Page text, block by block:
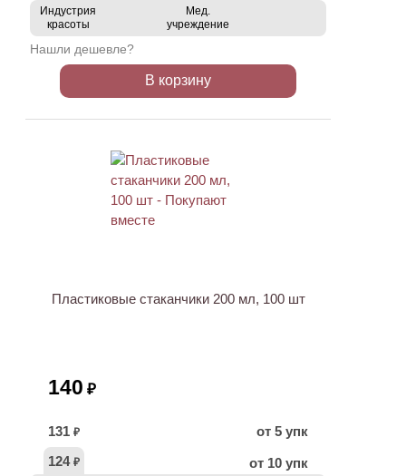
Индустрия
красоты
Мед.
учреждение
Нашли дешевле?
В корзину
Пластиковые стаканчики 200 мл, 100 шт
140 ₽
131 ₽
от 5 упк
124 ₽ от 10 упк